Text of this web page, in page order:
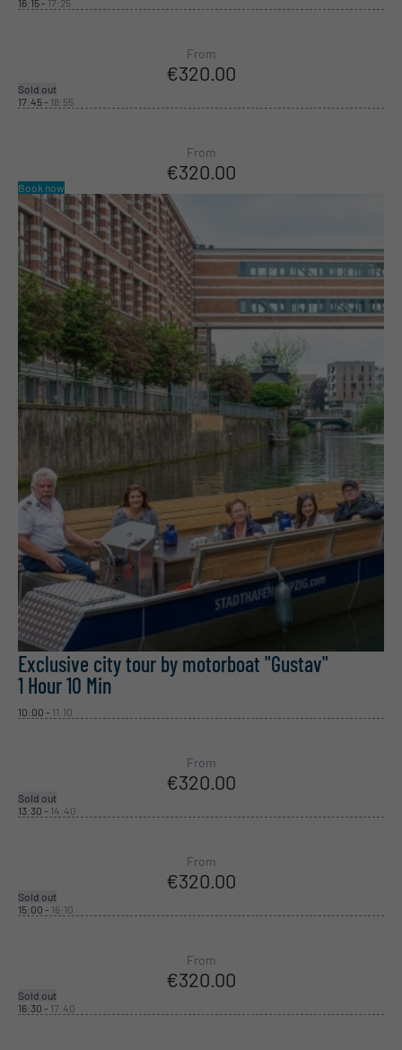
16:15- 17:25
From
€320.00
Sold out
17:45- 18:55
From
€320.00
Book now
Exclusive city tour by motorboat "Gustav"
1 Hour10 Min
10:00 - 11:10
From
€320.00
Sold out
13:30 - 14:40
From
€320.00
Sold out
15:00 - 16:10
From
€320.00
Sold out
16:30 - 17:40